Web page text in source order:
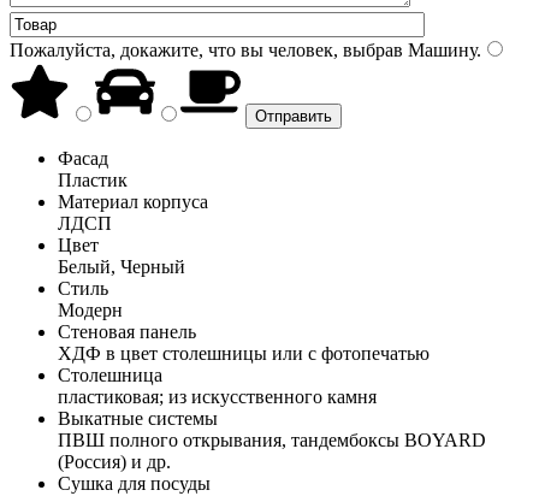
Пожалуйста, докажите, что вы человек, выбрав Машину.
Фасад
Пластик
Материал корпуса
ЛДСП
Цвет
Белый, Черный
Стиль
Модерн
Стеновая панель
ХДФ в цвет столешницы или с фотопечатью
Столешница
пластиковая; из искусственного камня
Выкатные системы
ПВШ полного открывания, тандембоксы BOYARD
(Россия) и др.
Сушка для посуды